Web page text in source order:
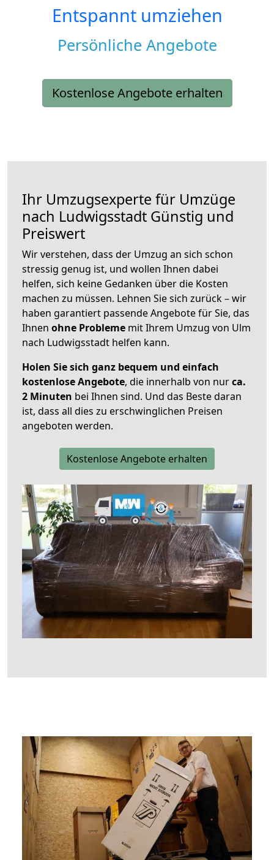
Entspannt umziehen
Persönliche Angebote
Kostenlose Angebote erhalten
Ihr Umzugsexperte für Umzüge
nach Ludwigsstadt Günstig und
Preiswert
Wir verstehen, dass der Umzug an sich schon
stressig genug ist, und wollen Ihnen dabei
helfen, sich keine Gedanken über die Kosten
machen zu müssen. Lehnen Sie sich zurück – wir
haben garantiert passende Angebote für Sie, das
Ihnen ohne Probleme mit Ihrem Umzug von Ulm
nach Ludwigsstadt helfen kann.
Holen Sie sich ganz bequem und einfach
kostenlose Angebote, die innerhalb von nurca.
2 Minuten bei Ihnen sind. Und das Beste daran
ist, dass all dies zu erschwinglichen Preisen
angeboten werden.
Kostenlose Angebote erhalten